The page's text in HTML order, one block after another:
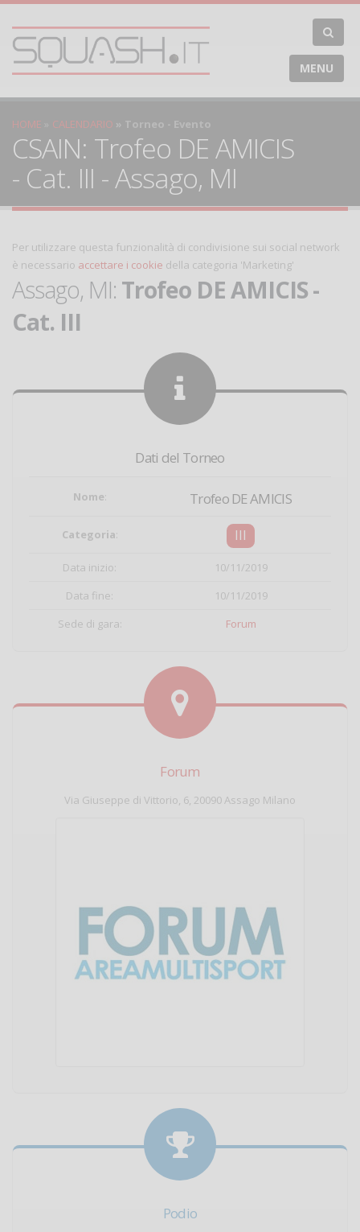
MENU
HOME CALENDARIO Torneo - Evento
CSAIN: Trofeo DE AMICIS
- Cat. III - Assago, MI
Per utilizzare questa funzionalità di condivisione sui social network
è necessario accettare i cookie della categoria 'Marketing'
Assago, MI: Trofeo DE AMICIS -
Cat. III
Dati del Torneo
Nome: Trofeo DE AMICIS
Categoria: III
Data inizio:
10/11/2019
Data fine:
10/11/2019
Sede di gara:
Forum
Forum
Via Giuseppe di Vittorio, 6, 20090 Assago Milano
Podio